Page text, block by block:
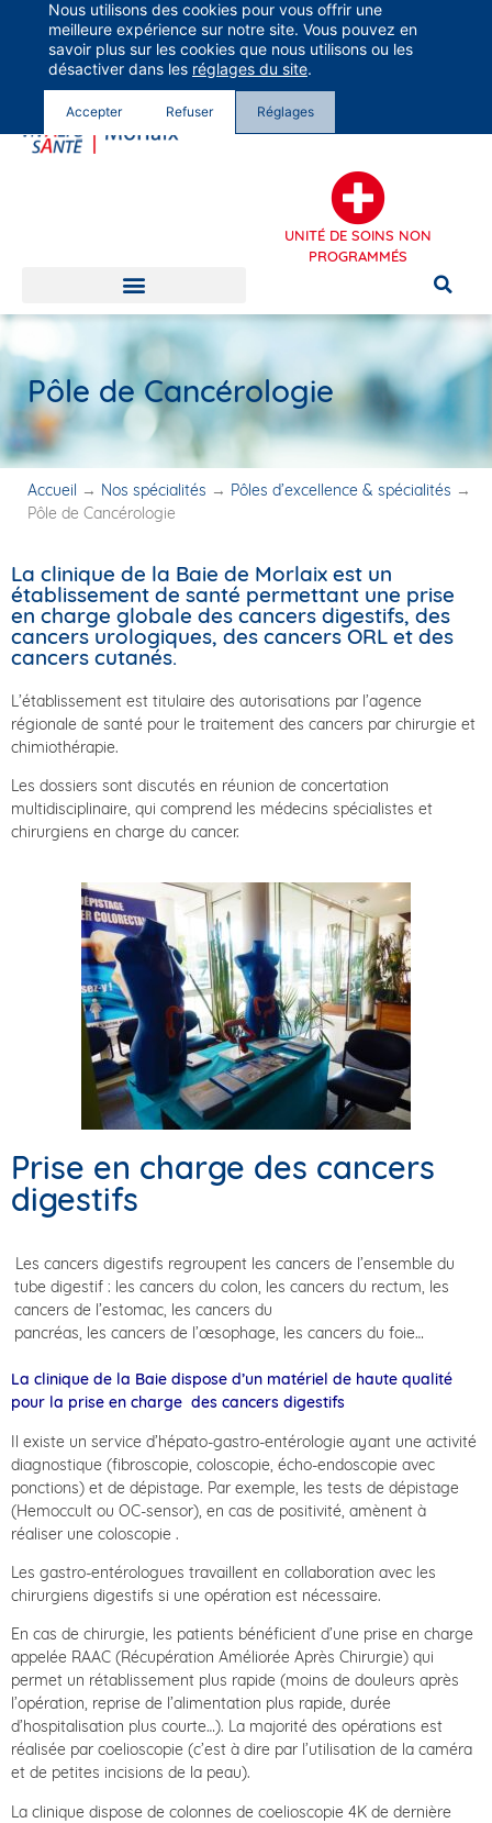
Groupe Vivalto Santé
Entre nous, la vie
UNITÉ DE SOINS NON
PROGRAMMÉS
Pôle de Cancérologie
Accueil → Nos spécialités → Pôles d’excellence & spécialités →
Pôle de Cancérologie
La clinique de la Baie de Morlaix est un
établissement de santé permettant une prise
en charge globale des cancers digestifs, des
cancers urologiques, des cancers ORL et des
cancers cutanés.
L’établissement est titulaire des autorisations par l’agence
régionale de santé pour le traitement des cancers par chirurgie et
chimiothérapie.
Les dossiers sont discutés en réunion de concertation
multidisciplinaire, qui comprend les médecins spécialistes et
chirurgiens en charge du cancer.
Prise en charge des cancers
digestifs
Les cancers digestifs regroupent les cancers de l’ensemble du
tube digestif : les cancers du colon, les cancers du rectum, les
cancers de l’estomac, les cancers du
pancréas, les cancers de l’œsophage, les cancers du foie…
La clinique de la Baie dispose d’un matériel de haute qualité
pour la prise en charge des cancers digestifs
Il existe un service d’hépato-gastro-entérologie ayant une activité
diagnostique (fibroscopie, coloscopie, écho-endoscopie avec
ponctions) et de dépistage. Par exemple, les tests de dépistage
(Hemoccult ou OC-sensor), en cas de positivité, amènent à
réaliser une coloscopie .
Les gastro-entérologues travaillent en collaboration avec les
chirurgiens digestifs si une opération est nécessaire.
En cas de chirurgie, les patients bénéficient d’une prise en charge
appelée RAAC (Récupération Améliorée Après Chirurgie) qui
permet un rétablissement plus rapide (moins de douleurs après
l’opération, reprise de l’alimentation plus rapide, durée
d’hospitalisation plus courte…). La majorité des opérations est
réalisée par coelioscopie (c’est à dire par l’utilisation de la caméra
et de petites incisions de la peau).
La clinique dispose de colonnes de coelioscopie 4K de dernière
Nous utilisons des cookies pour vous offrir une
meilleure expérience sur notre site. Vous pouvez en
savoir plus sur les cookies que nous utilisons ou les
désactiver dans les réglages du site.
Accepter Refuser Réglages